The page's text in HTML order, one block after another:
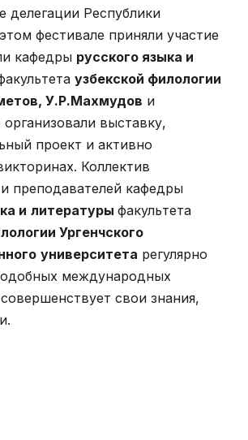
делегации Республики
фестивале приняли участие
кафедры русского языка и
узбекской филологии
У.Р.Махмудов и
организовали выставку,
проект и активно
Коллектив
преподавателей кафедры
и литературы факультета
Ургенчского
университета регулярно
международных
свои знания,